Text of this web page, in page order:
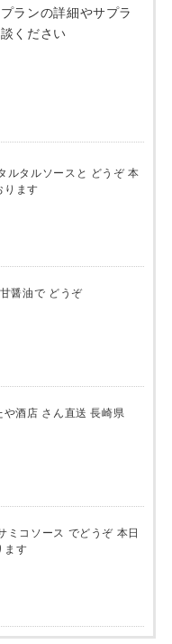
ランの詳細やサプラ
ください
ルタルソースと どうぞ 本
ります
醤油で どうぞ
や酒店 さん直送 長崎県
ミコソース でどうぞ 本日
ます